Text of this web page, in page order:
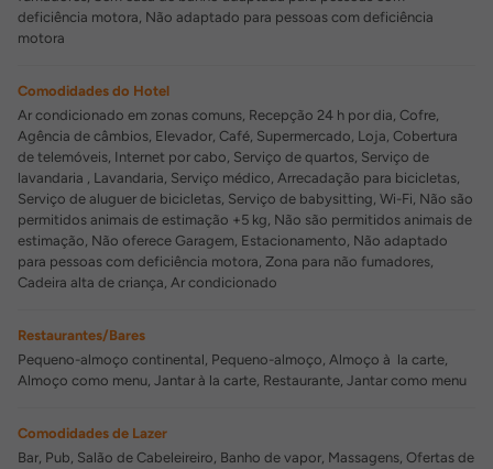
deficiência motora, Não adaptado para pessoas com deficiência
motora
Comodidades do Hotel
Ar condicionado em zonas comuns, Recepção 24 h por dia, Cofre,
Agência de câmbios, Elevador, Café, Supermercado, Loja, Cobertura
de telemóveis, Internet por cabo, Serviço de quartos, Serviço de
lavandaria , Lavandaria, Serviço médico, Arrecadação para bicicletas,
Serviço de aluguer de bicicletas, Serviço de babysitting, Wi-Fi, Não são
permitidos animais de estimação +5 kg, Não são permitidos animais de
estimação, Não oferece Garagem, Estacionamento, Não adaptado
para pessoas com deficiência motora, Zona para não fumadores,
Cadeira alta de criança, Ar condicionado
Restaurantes/Bares
Pequeno-almoço continental, Pequeno-almoço, Almoço à la carte,
Almoço como menu, Jantar à la carte, Restaurante, Jantar como menu
Comodidades de Lazer
Bar, Pub, Salão de Cabeleireiro, Banho de vapor, Massagens, Ofertas de